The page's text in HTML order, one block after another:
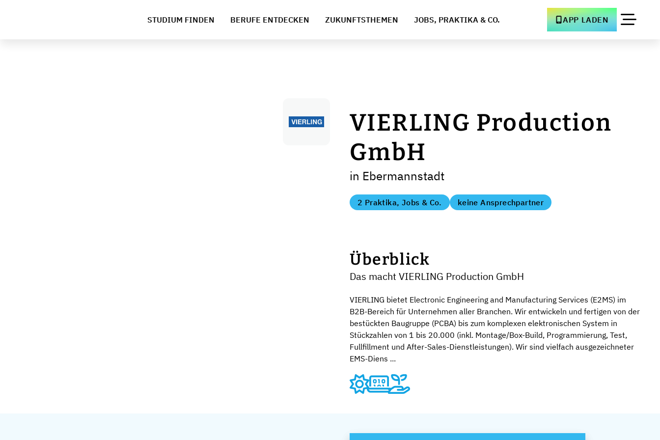
STUDIUM FINDEN BERUFE ENTDECKEN ZUKUNFTSTHEMEN JOBS, PRAKTIKA & CO. APP LADEN
VIERLING Production
GmbH
in Ebermannstadt
2 Praktika, Jobs & Co. keine Ansprechpartner
Überblick
Das macht VIERLING Production GmbH
VIERLING bietet Electronic Engineering and Manufacturing Services (E2MS) im
B2B-Bereich für Unternehmen aller Branchen. Wir entwickeln und fertigen von der
bestückten Baugruppe (PCBA) bis zum komplexen elektronischen System in
Stückzahlen von 1 bis 20.000 (inkl. Montage/Box-Build, Programmierung, Test,
Fullfillment und After-Sales-Dienstleistungen). Wir sind vielfach ausgezeichneter
EMS-Diens ...